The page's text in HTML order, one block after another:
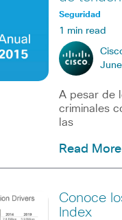
Seguridad
1 min read
A pesar de
criminales
las
Read More
Conoce
Index